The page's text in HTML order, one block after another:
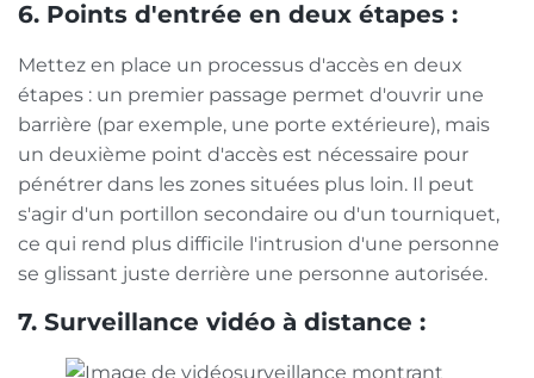
6. Points d'entrée en deux étapes :
Mettez en place un processus d'accès en deux
étapes : un premier passage permet d'ouvrir une
barrière (par exemple, une porte extérieure), mais
un deuxième point d'accès est nécessaire pour
pénétrer dans les zones situées plus loin. Il peut
s'agir d'un portillon secondaire ou d'un tourniquet,
ce qui rend plus difficile l'intrusion d'une personne
se glissant juste derrière une personne autorisée.
7. Surveillance vidéo à distance :